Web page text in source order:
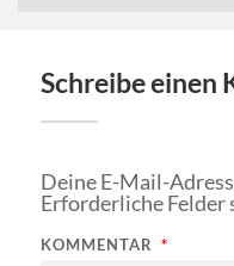
Schreibe einen
Deine E-Mail-
Erforderliche Felder
KOMMENTAR *